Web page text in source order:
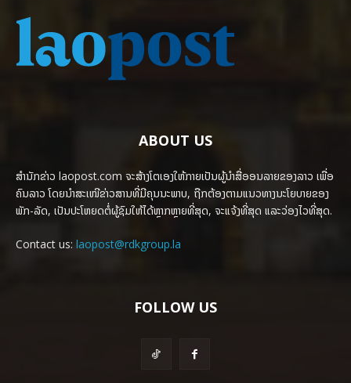
ABOUT US
ສຳນັກຂ່າວ laopost.com ຈະສ້າງໂຕເອງໃຫ້ກາຍເປັນຜູ້ນຳສື່ອອນລາຍຂອງລາວ ເພື່ອ
ຄົນລາວ ໂດຍນຳສະເໜີຂ່າວສານທີ່ມີຄຸນນະພາບ, ຖືກຕ້ອງຕາມແນວທາງນະໂຍບາຍຂອງ
ພັກ-ລັດ, ເປັນປະໂຫຍດຕໍ່ຜູ້ຊົມໃຫ້ໄດ້ຫຼາກຫຼາຍທີ່ສຸດ, ຈະແຈ້ງທີ່ສຸດ ແລະວ່ອງໄວທີ່ສຸດ.
Contact us: laopost@rdkgroup.la
FOLLOW US